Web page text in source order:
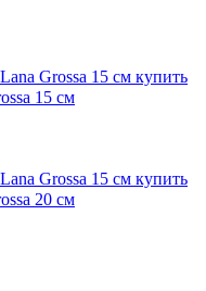
15 см
20 см